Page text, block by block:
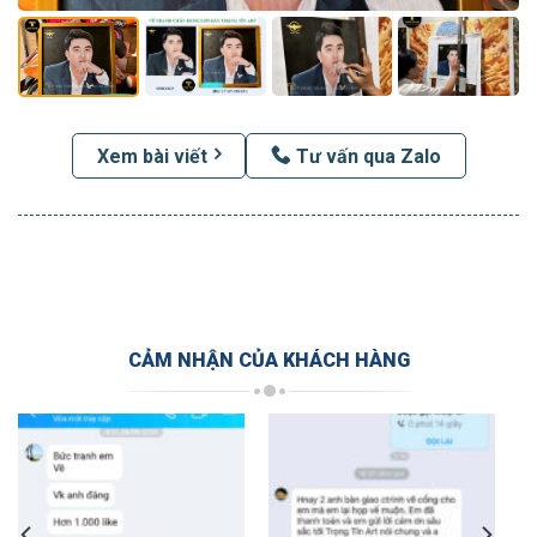
Xem bài viết Tư vấn qua Zalo
CẢM NHẬN CỦA KHÁCH HÀNG